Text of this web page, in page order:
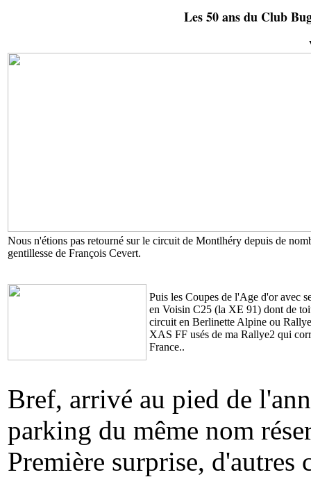
Les 50 ans du Club
Nous n'étions pas retourné sur le circuit de Montlhéry depuis de
gentillesse de François Cevert.
Puis les Coupes de l'Age d'or avec
en Voisin C25 (la XE 91) dont de
circuit en Berlinette Alpine ou
XAS FF usés de ma Rallye2 qui
France..
Bref, arrivé au pied de
parking du même nom
Première surprise, d'autres